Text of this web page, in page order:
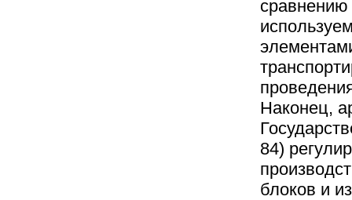
сравнению
Наконец,
84)
блоков и